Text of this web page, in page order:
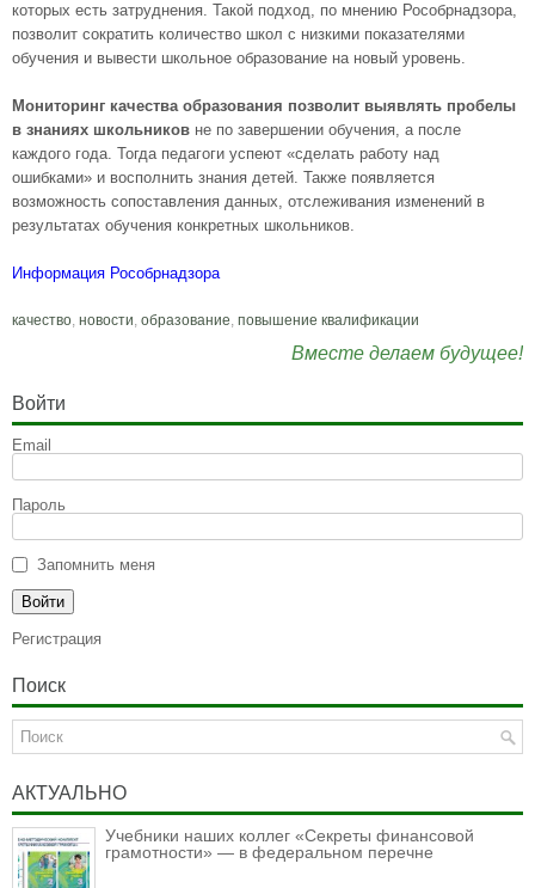
которых есть затруднения. Такой подход, по мнению Рособрнадзора,
позволит сократить количество школ с низкими показателями
обучения и вывести школьное образование на новый уровень.
Мониторинг качества образования позволит выявлять пробелы
в знаниях школьников не по завершении обучения, а после
каждого года. Тогда педагоги успеют «сделать работу над
ошибками» и восполнить знания детей. Также появляется
возможность сопоставления данных, отслеживания изменений в
результатах обучения конкретных школьников.
Информация Рособрнадзора
качество, новости, образование, повышение квалификации
Вместе делаем будущее!
Войти
Email
Пароль
Запомнить меня
Регистрация
Поиск
АКТУАЛЬНО
Учебники наших коллег «Секреты финансовой
грамотности» — в федеральном перечне